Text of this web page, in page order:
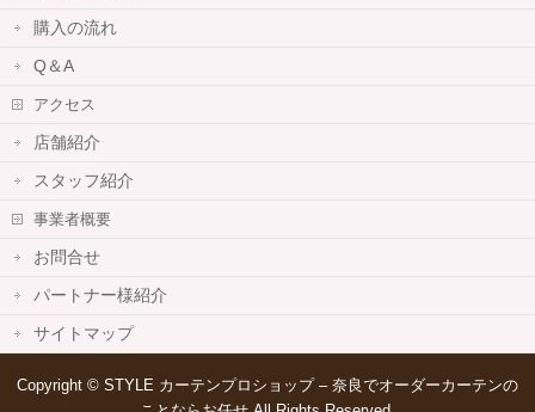
購入の流れ
Q＆A
アクセス
店舗紹介
スタッフ紹介
事業者概要
お問合せ
パートナー様紹介
サイトマップ
Copyright © STYLE カーテンプロショップ – 奈良でオーダーカーテンの